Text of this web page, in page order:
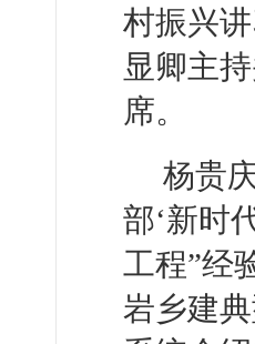
村振兴
显卿主
席。
杨贵
部‘新时
工程”经
岩乡建